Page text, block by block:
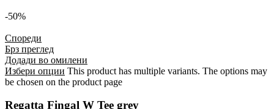
-50%
Спореди
Брз преглед
Додади во омилени
Избери опции This product has multiple variants. The options may
be chosen on the product page
Regatta Fingal W Tee grey